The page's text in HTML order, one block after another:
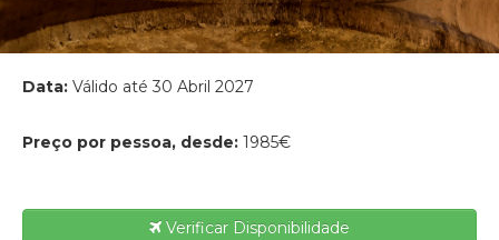
Data: Válido até 30 Abril 2027
Preço por pessoa, desde: 1985€
Verificar Disponibilidade